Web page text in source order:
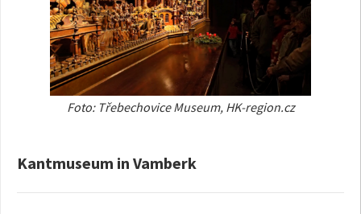
Foto: Třebechovice Museum, HK-region.cz
Kantmuseum in Vamberk